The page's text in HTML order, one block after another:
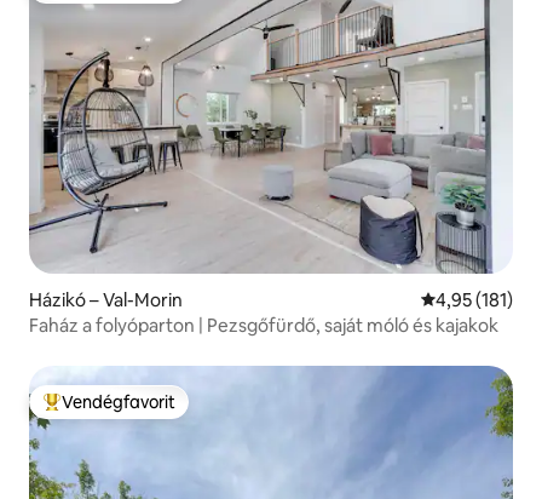
Házikó – Val-Morin Átlagos
4,95 (181)
Faház a folyóparton | Pezsgőfürdő, saját móló és kajakok
Kiemelt vendégfavorit
Vendégfavorit